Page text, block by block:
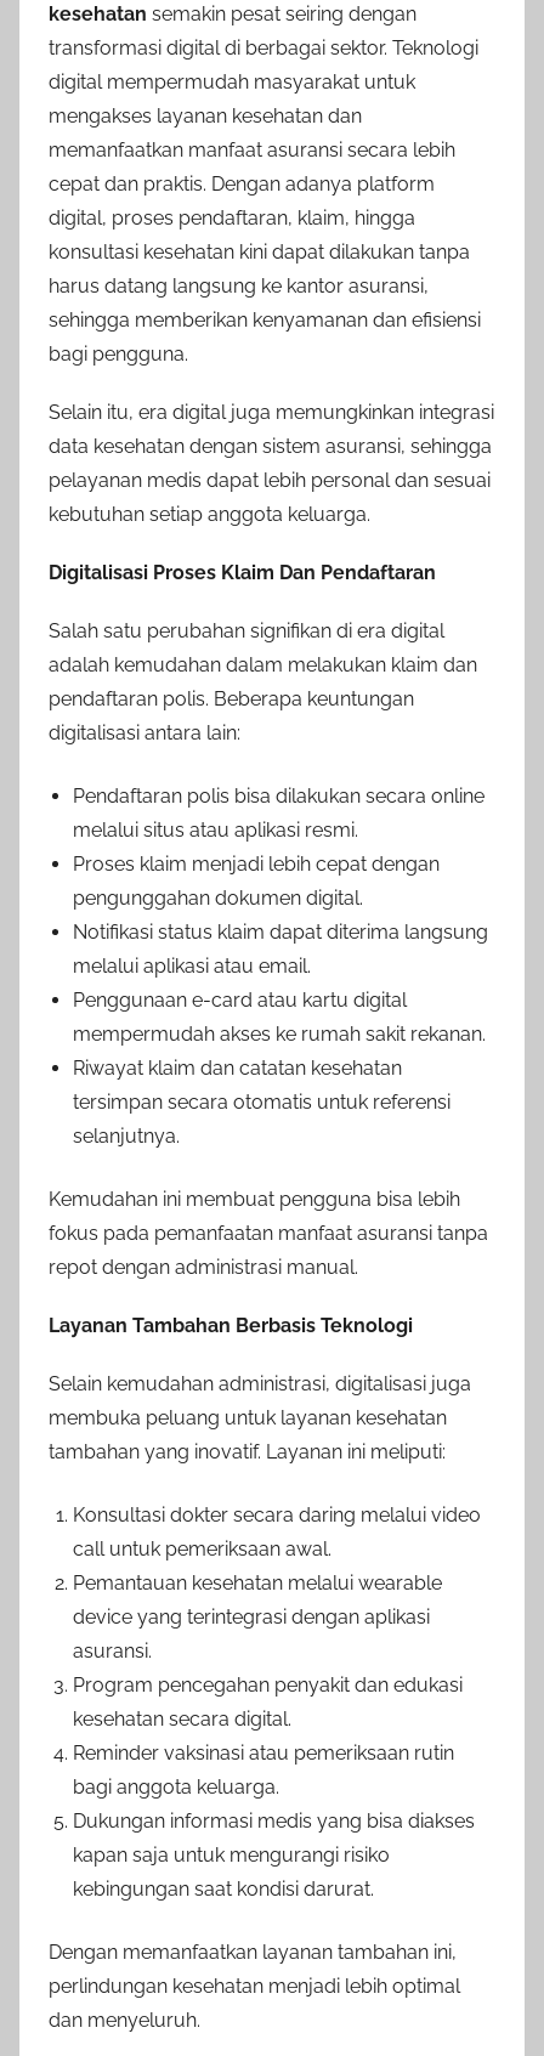
kesehatan semakin pesat seiring dengan
transformasi digital di berbagai sektor. Teknologi
digital mempermudah masyarakat untuk
mengakses layanan kesehatan dan
memanfaatkan manfaat asuransi secara lebih
cepat dan praktis. Dengan adanya platform
digital, proses pendaftaran, klaim, hingga
konsultasi kesehatan kini dapat dilakukan tanpa
harus datang langsung ke kantor asuransi,
sehingga memberikan kenyamanan dan efisiensi
bagi pengguna.
Selain itu, era digital juga memungkinkan integrasi
data kesehatan dengan sistem asuransi, sehingga
pelayanan medis dapat lebih personal dan sesuai
kebutuhan setiap anggota keluarga.
Digitalisasi Proses Klaim Dan Pendaftaran
Salah satu perubahan signifikan di era digital
adalah kemudahan dalam melakukan klaim dan
pendaftaran polis. Beberapa keuntungan
digitalisasi antara lain:
Pendaftaran polis bisa dilakukan secara online
melalui situs atau aplikasi resmi.
Proses klaim menjadi lebih cepat dengan
pengunggahan dokumen digital.
Notifikasi status klaim dapat diterima langsung
melalui aplikasi atau email.
Penggunaan e-card atau kartu digital
mempermudah akses ke rumah sakit rekanan.
Riwayat klaim dan catatan kesehatan
tersimpan secara otomatis untuk referensi
selanjutnya.
Kemudahan ini membuat pengguna bisa lebih
fokus pada pemanfaatan manfaat asuransi tanpa
repot dengan administrasi manual.
Layanan Tambahan Berbasis Teknologi
Selain kemudahan administrasi, digitalisasi juga
membuka peluang untuk layanan kesehatan
tambahan yang inovatif. Layanan ini meliputi:
Konsultasi dokter secara daring melalui video
call untuk pemeriksaan awal.
Pemantauan kesehatan melalui wearable
device yang terintegrasi dengan aplikasi
asuransi.
Program pencegahan penyakit dan edukasi
kesehatan secara digital.
Reminder vaksinasi atau pemeriksaan rutin
bagi anggota keluarga.
Dukungan informasi medis yang bisa diakses
kapan saja untuk mengurangi risiko
kebingungan saat kondisi darurat.
Dengan memanfaatkan layanan tambahan ini,
perlindungan kesehatan menjadi lebih optimal
dan menyeluruh.